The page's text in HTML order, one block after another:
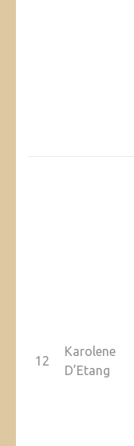
12
Karolene
D’Etang